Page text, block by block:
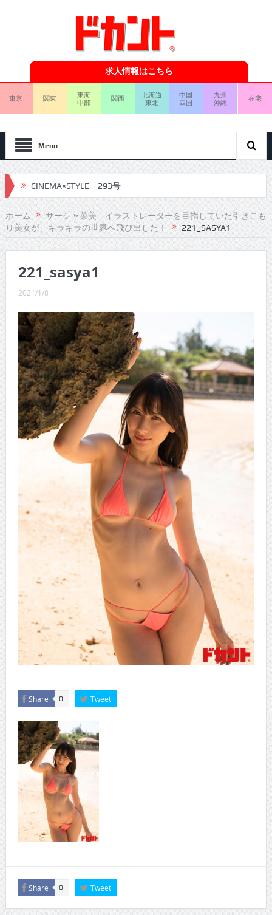
求人情報はこちら
東京 関東
東海
中部
関西
北海道
東北
中国
四国
九州
沖縄
在宅
Menu
CINEMA×STYLE 293号
CINEMA×STYLE 292号
CINEMA×STYLE 291号
CINEMA×STYLE 289号
CINEMA×STYLE 287号
CINEMA×STYLE 286号
CINEMA×STYLE 285号
CINEMA×STYLE 294号
ホーム
サーシャ菜美 イラストレーターを目指していた引きこも
り美女が、キラキラの世界へ飛び出した！
221_SASYA1
221_sasya1
2021/1/8
Share 0 Tweet
Share 0 Tweet